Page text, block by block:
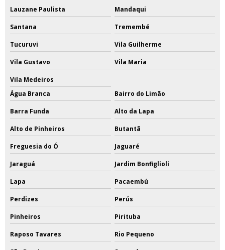
Lauzane Paulista Mandaqui
Santana Tremembé
Tucuruvi Vila Guilherme
Vila Gustavo Vila Maria
Vila Medeiros
Água Branca
Bairro do Limão
Barra Funda Alto da Lapa
Alto de Pinheiros Butantã
Freguesia do Ó Jaguaré
Jaraguá Jardim Bonfiglioli
Lapa Pacaembú
Perdizes Perús
Pinheiros Pirituba
Raposo Tavares Rio Pequeno